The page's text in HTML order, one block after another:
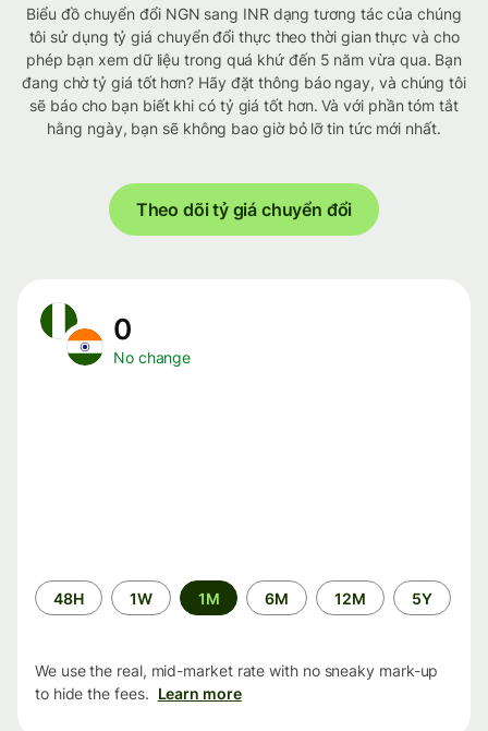
Biểu đồ chuyển đổi NGN sang INR dạng tương tác của chúng
tôi sử dụng tỷ giá chuyển đổi thực theo thời gian thực và cho
phép bạn xem dữ liệu trong quá khứ đến 5 năm vừa qua. Bạn
đang chờ tỷ giá tốt hơn? Hãy đặt thông báo ngay, và chúng tôi
sẽ báo cho bạn biết khi có tỷ giá tốt hơn. Và với phần tóm tắt
hằng ngày, bạn sẽ không bao giờ bỏ lỡ tin tức mới nhất.
Theo dõi tỷ giá chuyển đổi
0
No change
Time
period
48H 1W 1M 6M 12M 5Y
We use the real, mid-market rate with no sneaky mark-up
to hide the fees. Learn more